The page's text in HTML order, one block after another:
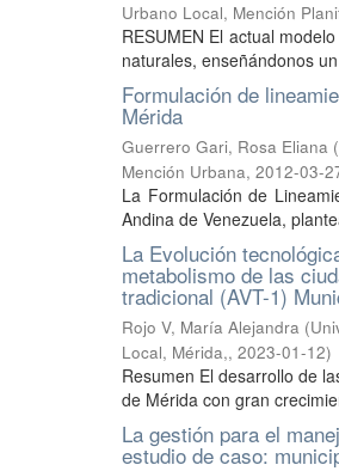
Urbano Local, Mención
RESUMEN El actual
naturales, enseñándonos
Formulación de
Mérida
Guerrero Gari, Rosa Eliana (
Mención Urbana, 2012-03-
La Formulación de
Andina de Venezuela,
La Evolución
metabolismo de las
tradicional (AVT-1)
Rojo V, María Alejandra (
Local, Mérida,, 2023-01-12)
Resumen El desarrollo de
de Mérida con gran
La gestión para el
estudio de caso: